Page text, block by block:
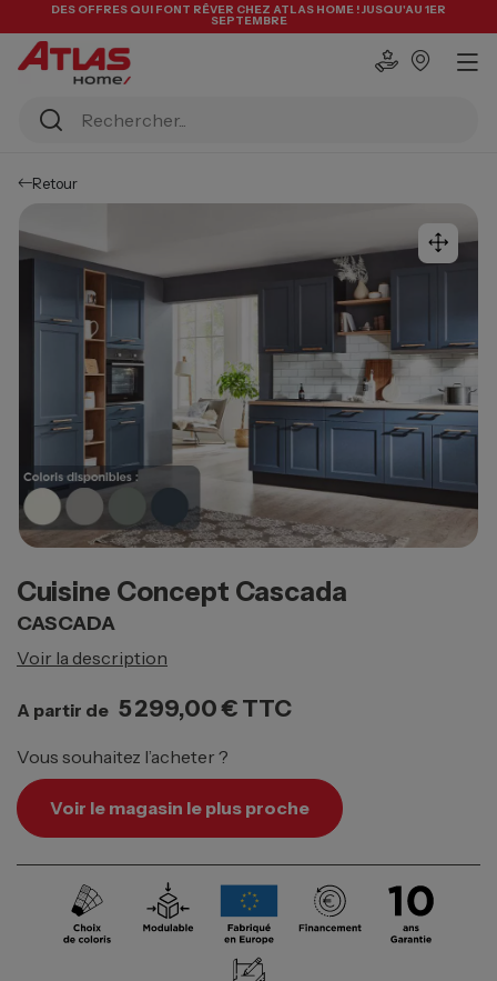
DES OFFRES QUI FONT RÊVER CHEZ ATLAS HOME ! JUSQU'AU 1ER
SEPTEMBRE
Retour
Cuisine Concept Cascada
CASCADA
Voir la description
A partir de 5 299,00 € TTC
Vous souhaitez l’acheter ?
Voir le magasin le plus proche